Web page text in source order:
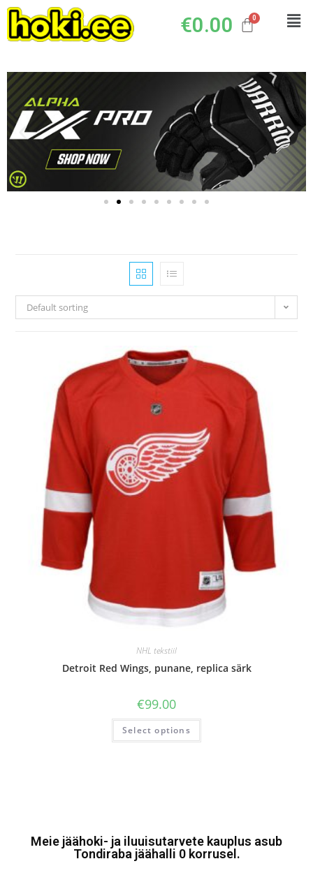
€0.00
Default sorting
NHL tekstiil
Detroit Red Wings, punane, replica särk
€99.00
Select options
Meie jäähoki- ja iluuisutarvete kauplus asub
Tondiraba jäähalli 0 korrusel.